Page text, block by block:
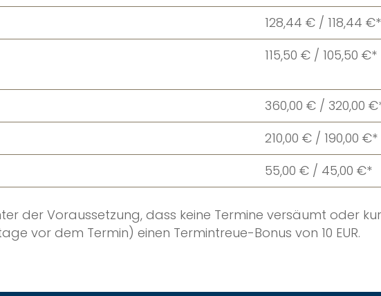
128,44 € / 118,44 €*
115,50 € / 105,50 €*
360,00 € / 320,00
210,00 € / 190,00 €*
55,00 € / 45,00 €*
der Voraussetzung, dass keine Termine versäumt oder
vor dem Termin) einen Termintreue-Bonus von 10 EUR.